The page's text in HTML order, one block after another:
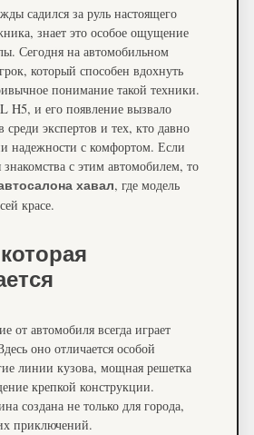
садился за руль настоящего
знает это особое ощущение
Сегодня на автомобильном
который способен вдохнуть
понимание такой техники.
H5, и его появление вызвало
среди экспертов и тех, кто давно
надежности с комфортом. Если
знакомства с этим автомобилем, то
хавал, где модель
красе.
от автомобиля всегда играет
оно отличается особой
линии кузова, мощная решетка
крепкой конструкции.
создана не только для города,
приключений.